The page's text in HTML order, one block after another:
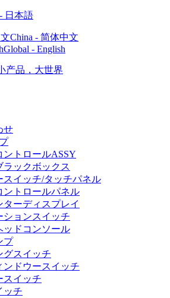
日本語
China - 简体中文
Global - English
せ
ントロールASSY
ラックボックス
スイッチ/タッチパネル
ントロールパネル
ターディスプレイ
ションスイッチ
ッドコンソール
プ
グスイッチ
ンドウースイッチ
スイッチ
ッチ